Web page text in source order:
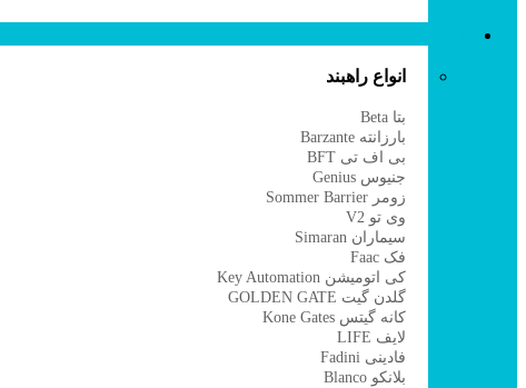
انواع راهبند
بتا Beta
بارزانته Barzante
بی اف تی BFT
جنیوس Genius
زومر Sommer Barrier
وی تو V2
سیماران Simaran
فک Faac
کی اتومیشن Key Automation
گلدن گیت GOLDEN GATE
کانه گیتس Kone Gates
لایف LIFE
فادینی Fadini
بلانکو Blanco